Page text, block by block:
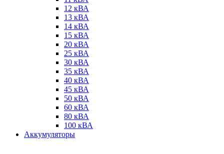
12 кВА
13 кВА
14 кВА
15 кВА
20 кВА
25 кВА
30 кВА
35 кВА
40 кВА
45 кВА
50 кВА
60 кВА
80 кВА
100 кВА
Аккумуляторы